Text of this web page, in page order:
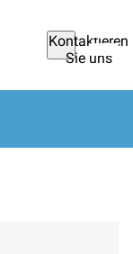
Kontaktieren
Sie uns